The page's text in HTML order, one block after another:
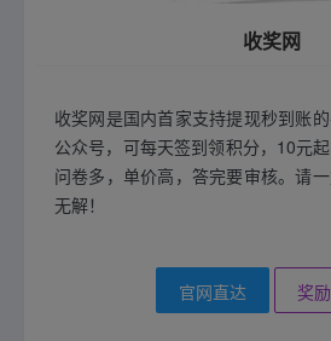
收奖网
收奖网是国内首家支持提现秒到账
公众号，可每天签到领积分，10元
问卷多，单价高，答完要审核。请
无解！
官网直达 奖